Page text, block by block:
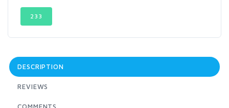
233
DESCRIPTION
REVIEWS